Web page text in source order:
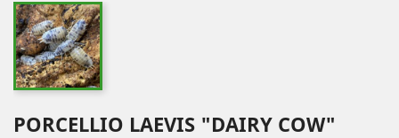
PORCELLIO LAEVIS "DAIRY COW"